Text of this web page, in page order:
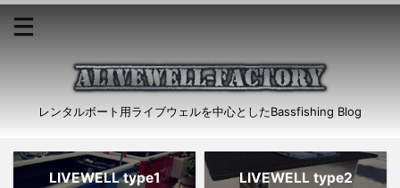
レンタルボート用ライブウェルを中心としたBassfishing Blog
LIVEWELL type1 LIVEWELL type2